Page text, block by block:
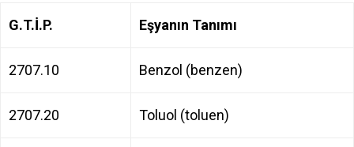
G.T.İ.P. Eşyanın Tanımı
2707.10 Benzol (benzen)
2707.20 Toluol (toluen)